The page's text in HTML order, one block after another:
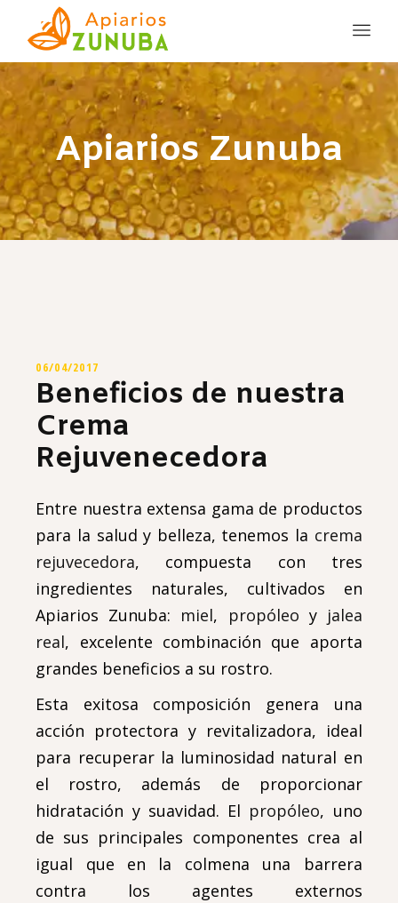
Apiarios Zunuba
06/04/2017
Beneficios de nuestra
Crema
Rejuvenecedora
Entre nuestra extensa gama de productos
para la salud y belleza, tenemos la crema
rejuvecedora, compuesta con tres
ingredientes naturales, cultivados en
Apiarios Zunuba: miel, propóleo y jalea
real, excelente combinación que aporta
grandes beneficios a su rostro.
Esta exitosa composición genera una
acción protectora y revitalizadora, ideal
para recuperar la luminosidad natural en
el rostro, además de proporcionar
hidratación y suavidad. El propóleo, uno
de sus principales componentes crea al
igual que en la colmena una barrera
contra los agentes externos